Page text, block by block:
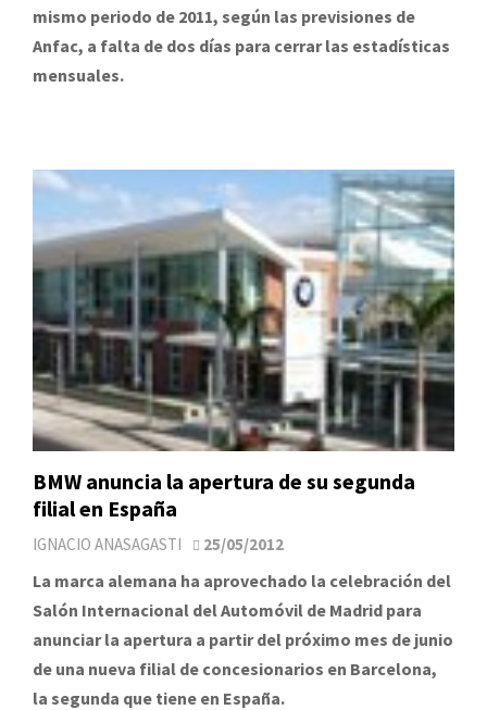
mismo periodo de 2011, según las previsiones de
Anfac, a falta de dos días para cerrar las estadísticas
mensuales.
BMW anuncia la apertura de su segunda
filial en España
IGNACIO ANASAGASTI 25/05/2012
La marca alemana ha aprovechado la celebración del
Salón Internacional del Automóvil de Madrid para
anunciar la apertura a partir del próximo mes de junio
de una nueva filial de concesionarios en Barcelona,
la segunda que tiene en España.